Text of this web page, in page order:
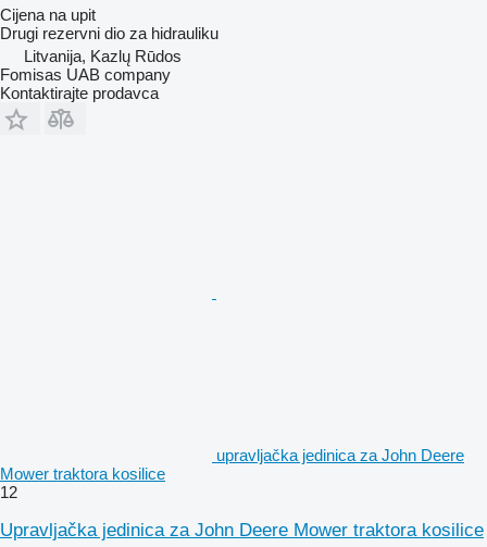
Cijena na upit
Drugi rezervni dio za hidrauliku
Litvanija, Kazlų Rūdos
Fomisas UAB company
Kontaktirajte prodavca
upravljačka jedinica za John Deere
Mower traktora kosilice
12
Upravljačka jedinica za John Deere Mower traktora kosilice